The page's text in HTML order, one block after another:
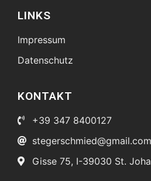
LINKS
Impressum
Datenschutz
KONTAKT
+39 347 8400127
stegerschmied@gmail.com
Gisse 75, I-39030 St.